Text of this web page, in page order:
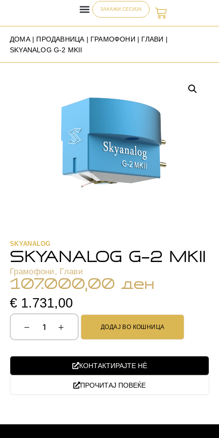
ЗАКАЖИ СЕСИЈА
ДОМА| ПРОДАВНИЦА | ГРАМОФОНИ | ГЛАВИ |
SKYANALOG G-2 MKII
SKYANALOG
SKYANALOG G-2 MKII
Грамофони, Глави
107.000,00 ден
€ 1.731,00
− + ДОДАЈ ВО КОШНИЦА
КОНТАКТИРАЈТЕ НЀ
ПРОЧИТАЈ ПОВЕЌЕ